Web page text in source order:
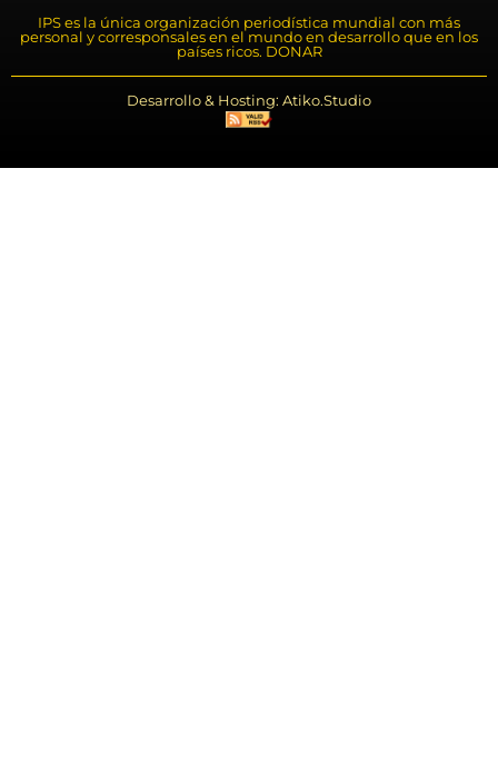
IPS es la única organización periodística mundial con más
personal y corresponsales en el mundo en desarrollo que en los
países ricos. DONAR
Desarrollo & Hosting: Atiko.Studio